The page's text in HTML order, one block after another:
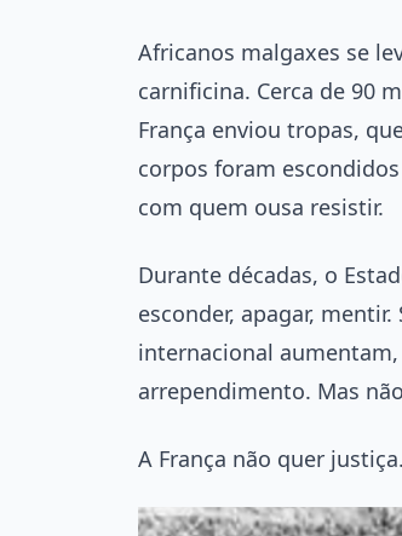
Africanos malgaxes se
carnificina. Cerca de 90
França enviou tropas,
corpos foram
com quem ousa resistir.
Durante décadas, o
esconder, apagar,
internacional aumentam,
arrependimento. Mas
A França não quer